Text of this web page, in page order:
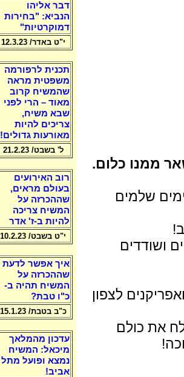
ממנו כלום.
שלמים
ושודדים
לצפון
את כולם
דבר אליהו
הנביא: "בחירות
דמוקרטיות"
י"ט באדר/ 12.3.23
תכנית לרפורמה
משפטית מראה
שהמשיח קרוב
מאוד – הרי לפני
שבא משיח,
צריכים להיות
מאורעות גדולים!
ל' בשבט/ 21.2.23
רוב האירועים
בעולם מראים,
שההכרזה על
המשיח צריכה
להיות ב-ז' אדר
י"ט בשבט/ 10.2.23
איך אפשר לדעת
שההכרזה על
המשיח תהיה ב-
כ"ו טבת?
כ"ב בטבת/ 15.1.23
עדכון מהמלאך
מיכאל: המשיח
נמצא ופועל מתל
אביב!